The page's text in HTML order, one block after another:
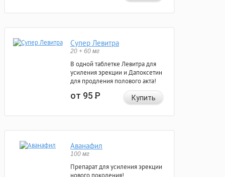
Супер Левитра
20 + 60 мг
В одной таблетке Левитра для
усиления эрекции и Дапоксетин
для продления полового акта!
от 95Р Купить
Аванафил
100 мг
Препарат для усиления эрекции